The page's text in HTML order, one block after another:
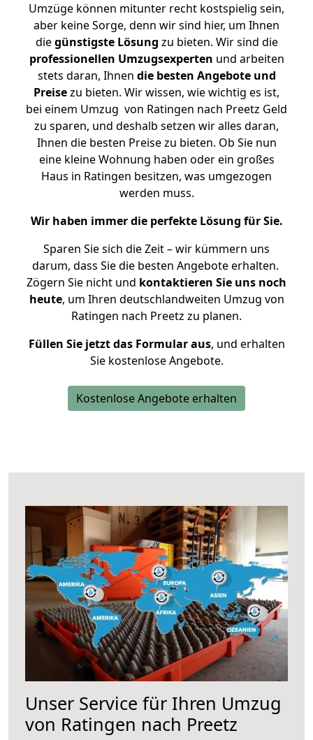
Umzüge können mitunter recht kostspielig sein,
aber keine Sorge, denn wir sind hier, um Ihnen
diegünstigste Lösung zu bieten. Wir sind die
professionellen Umzugsexperten und arbeiten
stets daran, Ihnen die besten Angebote und
Preisezu bieten. Wir wissen, wie wichtig es ist,
bei einem Umzug von Ratingen nach Preetz Geld
zu sparen, und deshalb setzen wir alles daran,
Ihnen die besten Preise zu bieten. Ob Sie nun
eine kleine Wohnung haben oder ein großes
Haus in Ratingen besitzen, was umgezogen
werden muss.
Wir haben immer die perfekte Lösung für Sie.
Sparen Sie sich die Zeit – wir kümmern uns
darum, dass Sie die besten Angebote erhalten.
Zögern Sie nicht und kontaktieren Sie uns noch
heute, um Ihren deutschlandweiten Umzug von
Ratingen nach Preetz zu planen.
Füllen Sie jetzt das Formular aus, und erhalten
Sie kostenlose Angebote.
Kostenlose Angebote erhalten
Unser Service für Ihren Umzug
von Ratingen nach Preetz